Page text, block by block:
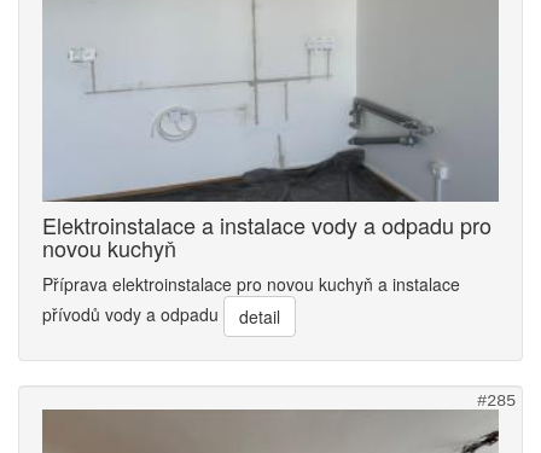
Elektroinstalace a instalace vody a odpadu pro
novou kuchyň
Příprava elektroinstalace pro novou kuchyň a instalace
přívodů vody a odpadu
detail
#285